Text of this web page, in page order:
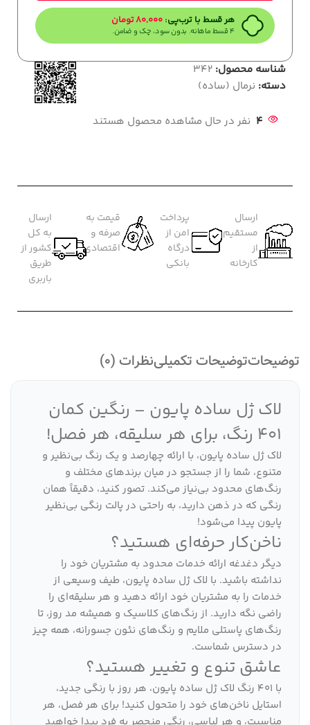
هر قسط با ترب‌پی: 80,000تومان
۴ قسط ماهانه. بدون سود، چک و ضامن.
شناسه محصول: 342
دسته: نرمال (ساده)
4 نفر در حال مشاهده محصول هستند
ارسال
مستقیم
از
کارخانه
پرداخت
امن از
درگاه
بانکی
قیمت به
صرفه و
اقتصادی
ارسال
به کل
کشور از
طریق
باربری
توضیحاتتوضیحات تکمیلینظرات (0)
لاک ژل ساده پایون – رنگین کمان
401 رنگ، برای هر سلیقه، هر فصل!
لاک ژل ساده پایون، با ارائه چهارصد و یک رنگ بی‌نظیر و
متنوع، شما را از جستجو در میان برندهای مختلف و
رنگ‌های محدود بی‌نیاز می‌کند. تصور کنید، دقیقاً همان
رنگی که در ذهن دارید، به راحتی در پالت رنگی بی‌نظیر
پایون پیدا می‌شود!
ناخن‌کار حرفه‌ای هستید؟
دیگر دغدغه ارائه خدمات محدود به مشتریان خود را
نداشته باشید. با لاک ژل ساده پایون، طیف وسیعی از
خدمات را به مشتریان خود ارائه دهید و هر سلیقه‌ای را
راضی نگه دارید. از رنگ‌های کلاسیک و همیشه مد روز، تا
رنگ‌های پاستلی ملایم و رنگ‌های نئون جسورانه، همه چیز
در دسترس شماست.
عاشق تنوع و تغییر هستید؟
با 401 رنگ لاک ژل ساده پایون، هر روز با رنگی جدید،
استایل ناخن‌های خود را متحول کنید! برای هر فصل، هر
مناسبت، و هر لباسی، رنگی منحصر به فرد پیدا خواهید